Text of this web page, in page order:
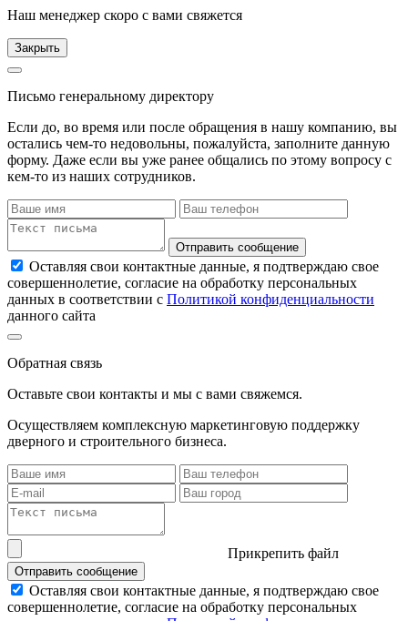
Наш менеджер скоро с вами свяжется
Закрыть
Письмо генеральному директору
Если до, во время или после обращения в нашу компанию, вы
остались чем-то недовольны, пожалуйста, заполните данную
форму. Даже если вы уже ранее общались по этому вопросу с
кем-то из наших сотрудников.
Отправить сообщение
Оставляя свои контактные данные, я подтверждаю свое
совершеннолетие, согласие на обработку персональных
данных в соответствии с Политикой конфиденциальности
данного сайта
Обратная связь
Оставьте свои контакты и мы с вами свяжемся.
Осуществляем комплексную маркетинговую поддержку
дверного и строительного бизнеса.
Прикрепить файл
Отправить сообщение
Оставляя свои контактные данные, я подтверждаю свое
совершеннолетие, согласие на обработку персональных